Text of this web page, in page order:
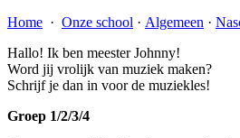
Home · Onze school · Algemeen ·
Hallo! Ik ben meester Johnny!
Word jij vrolijk van muziek maken?
Schrijf je dan in voor de muziekles!
Groep 1/2/3/4